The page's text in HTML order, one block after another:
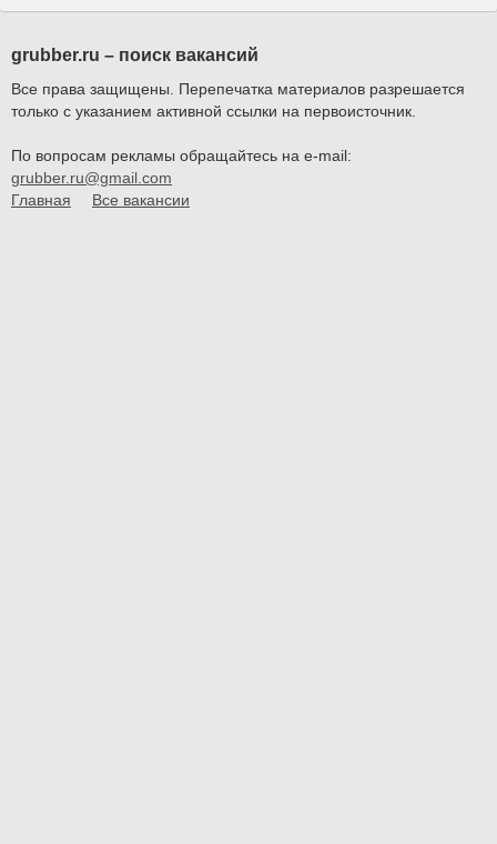
grubber.ru – поиск вакансий
Все права защищены. Перепечатка материалов разрешается
только с указанием активной ссылки на первоисточник.
По вопросам рекламы обращайтесь на e-mail:
grubber.ru@gmail.com
Главная
Все вакансии